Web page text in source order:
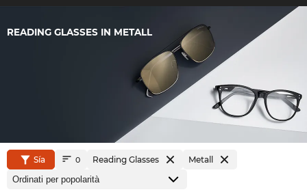
READING GLASSES IN METALL
Sía 0 Reading Glasses Metall